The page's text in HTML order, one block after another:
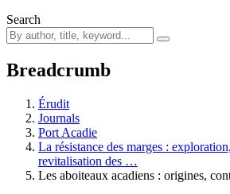
Search
Breadcrumb
Érudit
Journals
Port Acadie
La résistance des marges :
revitalisation des …
Les aboiteaux acadiens : origines,